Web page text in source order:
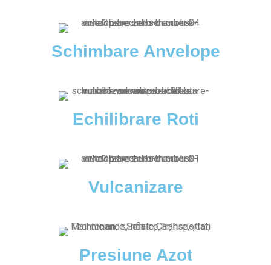
Schimbare Anvelope
Echilibrare Roti
Vulcanizare
Presiune Azot